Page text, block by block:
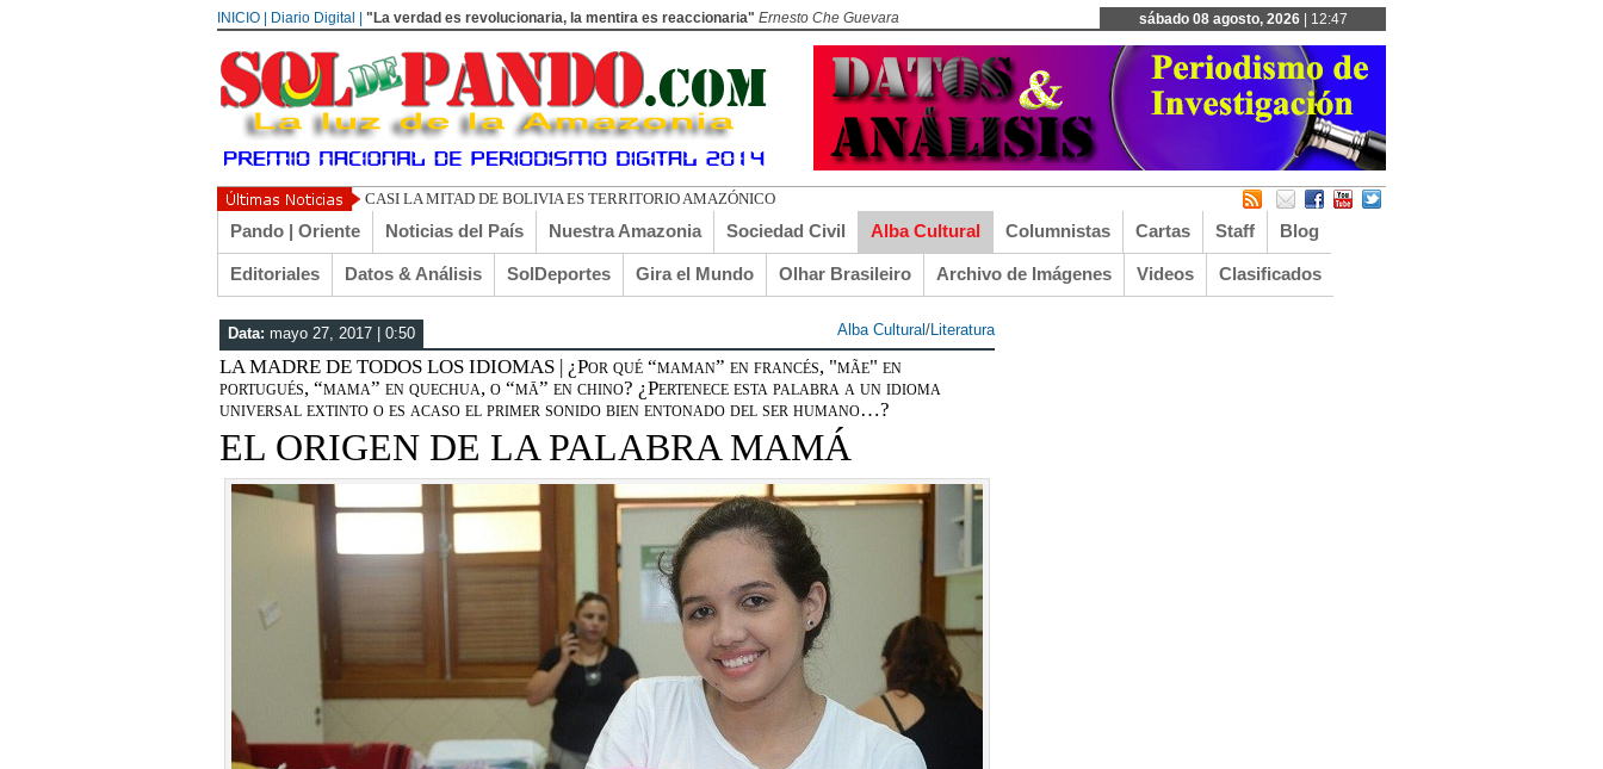
INICIO | Diario Digital | "La verdad es revolucionaria, la mentira es reaccionaria" Ernesto Che Guevara sábado 08 agosto, 2026| 12:47
UN LIBERTARIO LLAMADO EL TURI TOR
Pando | Oriente Noticias del País Nuestra Amazonia Sociedad Civil Alba Cultural Columnistas Cartas Staff Blog
Editoriales Datos & Análisis SolDeportes Gira el Mundo Olhar Brasileiro Archivo de Imágenes Videos Clasificados
Data: mayo 27, 2017 | 0:50 Alba Cultural/Literatura
LA MADRE DE TODOS LOS IDIOMAS | ¿Por qué “maman” en francés, "mãe" en
portugués, “mama” en quechua, o “mā” en chino? ¿Pertenece esta palabra a un idioma
universal extinto o es acaso el primer sonido bien entonado del ser humano…?
EL ORIGEN DE LA PALABRA MAMÁ